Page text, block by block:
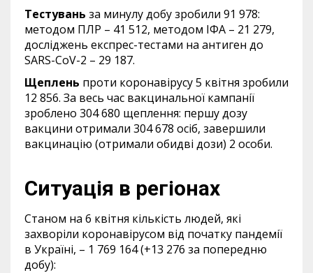
Тестувань за минулу добу зробили 91 978:
методом ПЛР – 41 512, методом ІФА – 21 279,
досліджень експрес-тестами на антиген до
SARS-CoV-2 – 29 187.
Щеплень проти коронавірусу 5 квітня зробили
12 856. За весь час вакцинальної кампанії
зроблено 304 680 щеплення: першу дозу
вакцини отримали 304 678 осіб, завершили
вакцинацію (отримали обидві дози) 2 особи.
Ситуація в регіонах
Станом на 6 квітня кількість людей, які
захворіли коронавірусом від початку пандемії
в Україні, – 1 769 164 (+13 276 за попередню
добу):